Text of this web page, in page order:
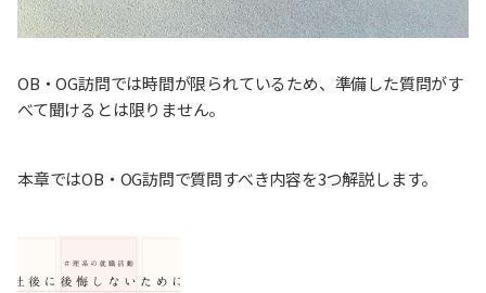
OB・OG訪問では時間が限られているため、準備した質問がす
べて聞けるとは限りません。
本章ではOB・OG訪問で質問すべき内容を3つ解説します。